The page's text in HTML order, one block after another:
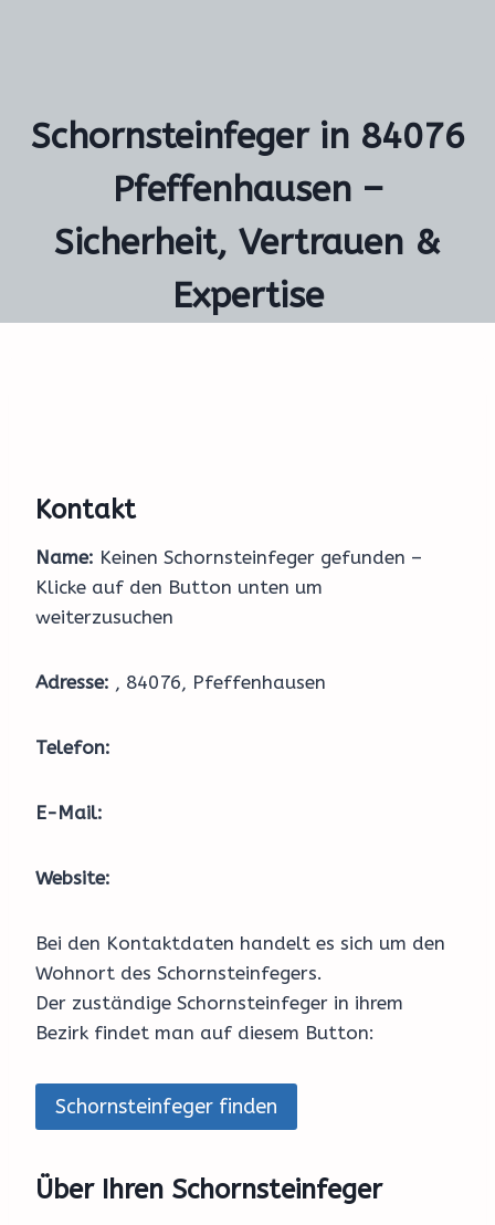
Schornsteinfeger in 84076
Pfeffenhausen –
Sicherheit, Vertrauen &
Expertise
Kontakt
Name: Keinen Schornsteinfeger gefunden –
Klicke auf den Button unten um
weiterzusuchen
Adresse: , 84076, Pfeffenhausen
Telefon:
E-Mail:
Website:
Bei den Kontaktdaten handelt es sich um den
Wohnort des Schornsteinfegers.
Der zuständige Schornsteinfeger in ihrem
Bezirk findet man auf diesem Button:
Schornsteinfeger finden
Über Ihren Schornsteinfeger